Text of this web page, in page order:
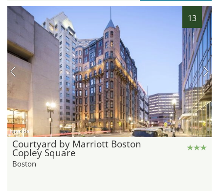
13
hotel.de
Courtyard by Marriott Boston
Copley Square
Boston